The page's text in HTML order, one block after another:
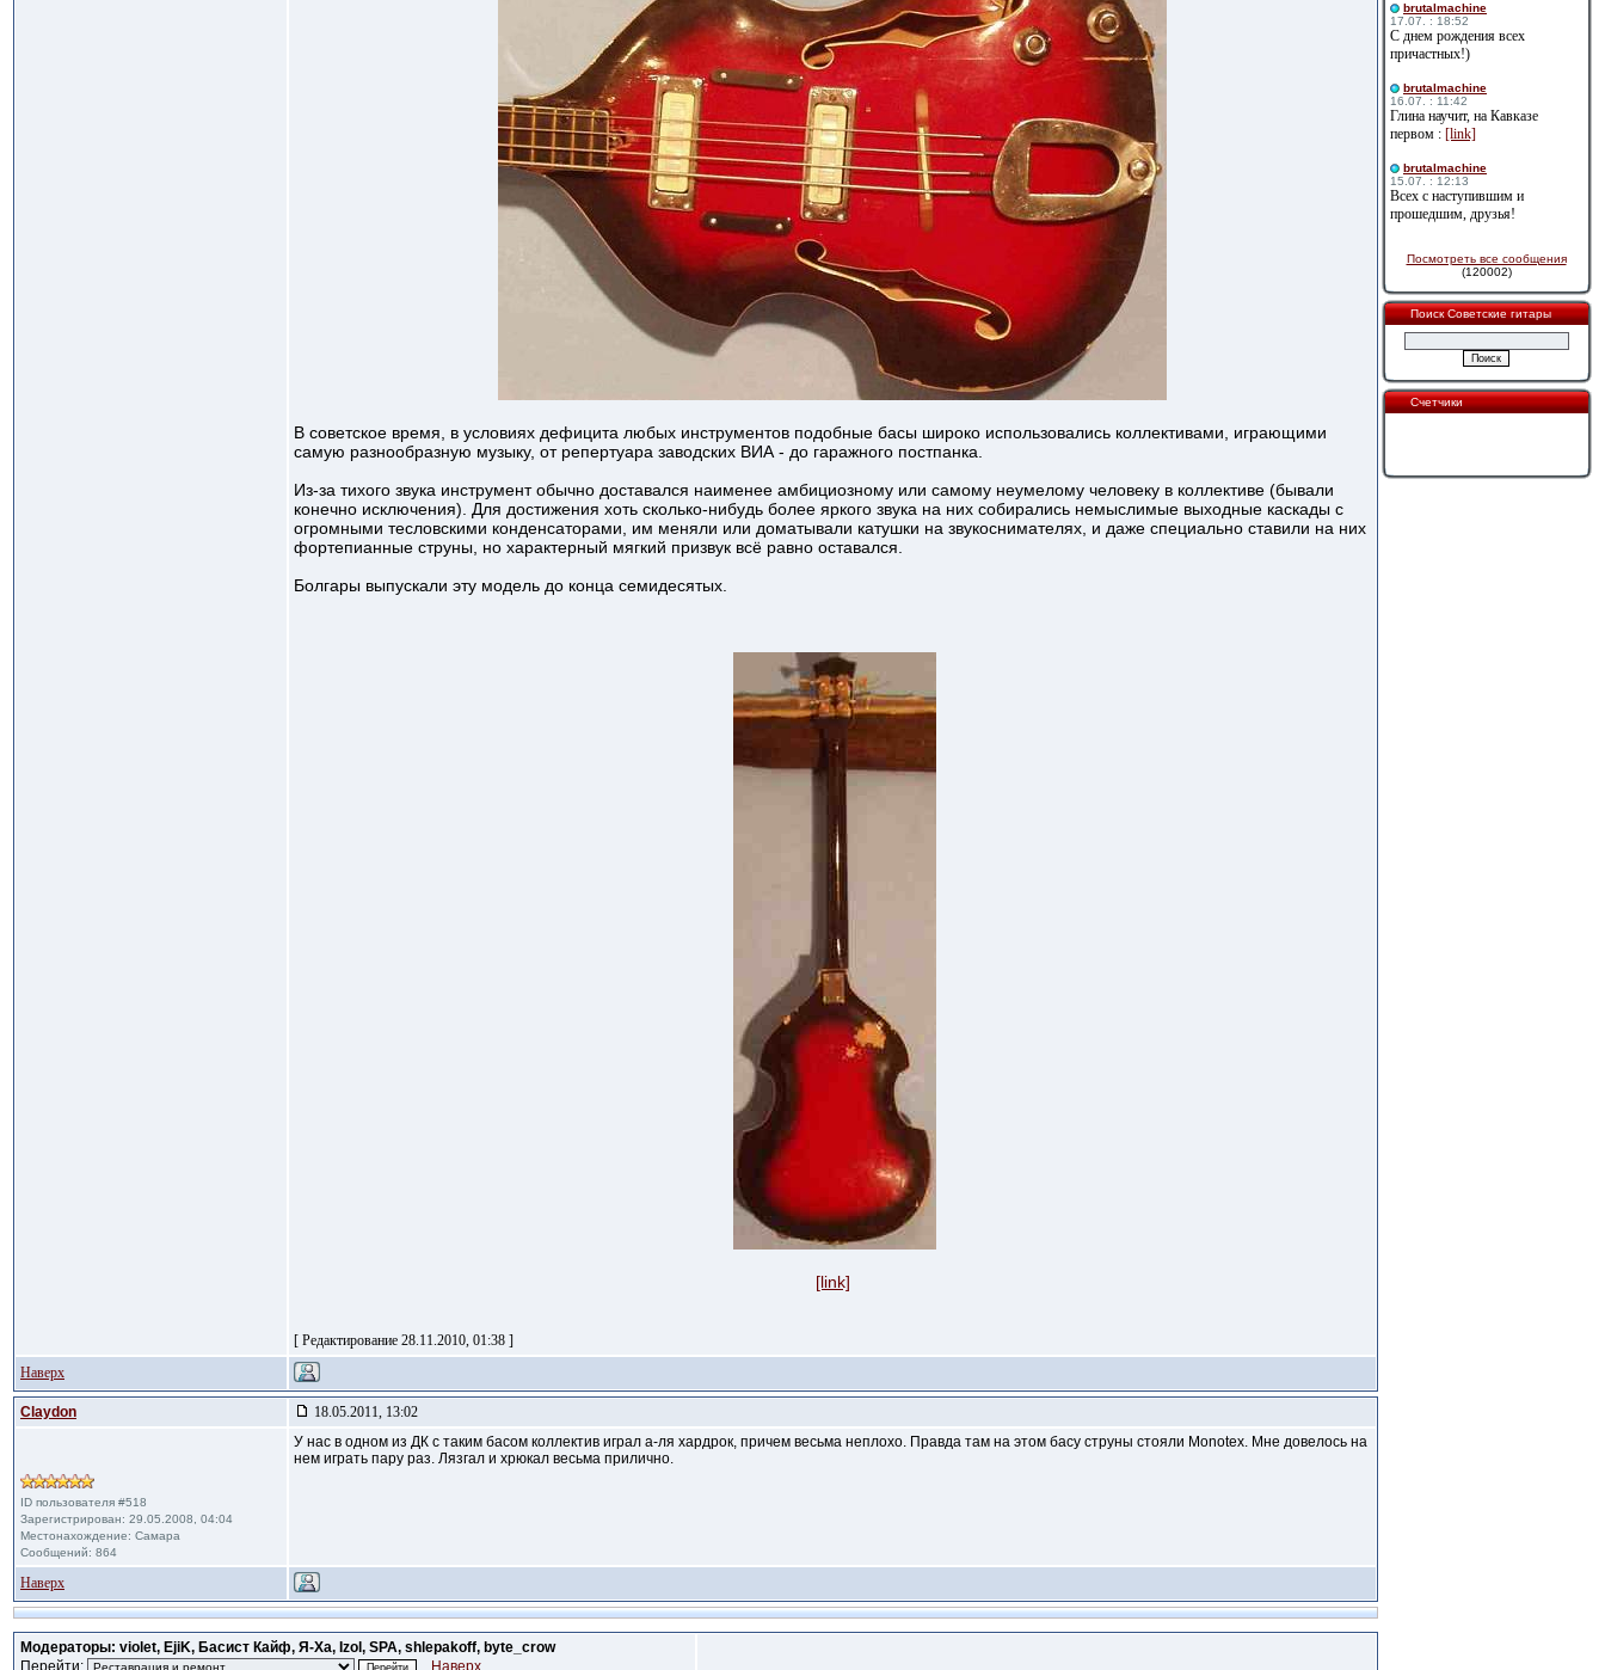
В советское время, в условиях дефицита любых инструментов подобные басы широко использовались коллективами, играющими
самую разнообразную музыку, от репертуара заводских ВИА - до гаражного постпанка.
Из-за тихого звука инструмент обычно доставался наименее амбициозному или самому неумелому человеку в коллективе (бывали
конечно исключения). Для достижения хоть сколько-нибудь более яркого звука на них собирались немыслимые выходные каскады с
огромными тесловскими конденсаторами, им меняли или доматывали катушки на звукоснимателях, и даже специально ставили на них
фортепианные струны, но характерный мягкий призвук всё равно оставался.
Болгары выпускали эту модель до конца семидесятых.
[link]
[ Редактирование 28.11.2010, 01:38 ]
Наверх
Claydon 18.05.2011, 13:02
ID пользователя #518
Зарегистрирован: 29.05.2008, 04:04
Местонахождение: Самара
Сообщений: 864
У нас в одном из ДК с таким басом коллектив играл а-ля хардрок, причем весьма неплохо. Правда там на этом басу струны стояли Monotex. Мне довелось на
нем играть пару раз. Лязгал и хрюкал весьма прилично.
Наверх
Модераторы: violet, EjiK, Басист Кайф, Я-Ха, Izol, SPA, shlepakoff, byte_crow
Перейти:
Наверх
brutalmachine
17.07. : 18:52
С днем рождения всех
причастных!)
brutalmachine
16.07. : 11:42
Глина научит, на Кавказе
первом : [link]
brutalmachine
15.07. : 12:13
Всех с наступившим и
прошедшим, друзья!
Посмотреть все сообщения
(120002)
Поиск Советские гитары
Счетчики